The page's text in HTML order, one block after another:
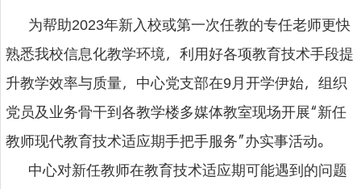
为帮助2023年新入校或第一次任教的专任老师更快
熟悉我校信息化教学环境，利用好各项教育技术手段提
升教学效率与质量，中心党支部在9月开学伊始，组织
党员及业务骨干到各教学楼多媒体教室现场开展“新任
教师现代教育技术适应期手把手服务”办实事活动。
中心对新任教师在教育技术适应期可能遇到的问题